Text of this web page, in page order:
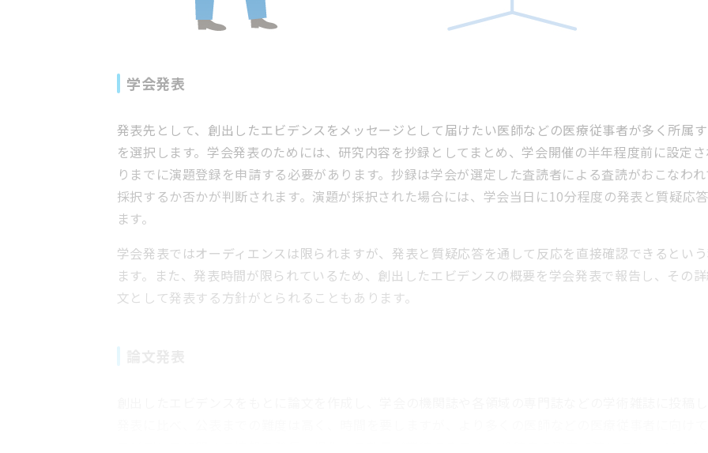
学会発表
発表先として、創出したエビデンスをメッセージとして届けたい医師などの医療従事者が多く所属
を選択します。学会発表のためには、研究内容を抄録としてまとめ、学会開催の半年程度前に設定
りまでに演題登録を申請する必要があります。抄録は学会が選定した査読者による査読がおこなわ
採択するか否かが判断されます。演題が採択された場合には、学会当日に10分程度の発表と質疑応
ます。
学会発表ではオーディエンスは限られますが、発表と質疑応答を通して反応を直接確認できるとい
ます。また、発表時間が限られているため、創出したエビデンスの概要を学会発表で報告し、その
文として発表する方針がとられることもあります。